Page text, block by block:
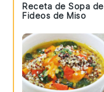
Receta de Sopa de
Fideos de Miso